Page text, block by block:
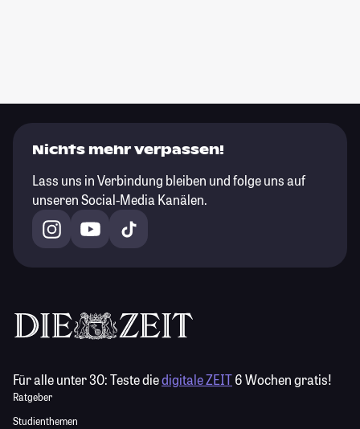
Nichts mehr verpassen!
Lass uns in Verbindung bleiben und folge uns auf
unseren Social-Media Kanälen.
Für alle unter 30:Teste diedigitale ZEIT6 Wochen gratis!
Ratgeber
Studienthemen